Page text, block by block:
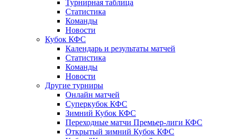
Турнирная таблица
Статистика
Команды
Новости
Кубок КФС
Календарь и результаты матчей
Статистика
Команды
Новости
Другие турниры
Онлайн матчей
Суперкубок КФС
Зимний Кубок КФС
Переходные матчи Премьер-лиги КФС
Открытый зимний Кубок КФС